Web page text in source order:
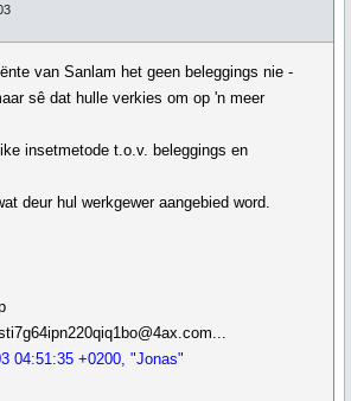
van Sanlam het geen beleggings nie -
sê dat hulle verkies om op 'n meer
insetmetode t.o.v. beleggings en
deur hul werkgewer aangebied word.
04:51:35 +0200, "Jonas"